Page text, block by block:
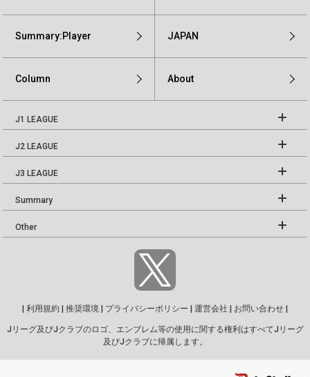
Summary:Player JAPAN
Column About
J1 LEAGUE
J2 LEAGUE
J3 LEAGUE
Summary
Other
利用規約 推奨環境 プライバシーポリシー 運営会社 お問い合わせ
Jリーグ及びJクラブのロゴ、エンブレム等の使用に関する権利はすべてJリーグ
及びJクラブに帰属します。